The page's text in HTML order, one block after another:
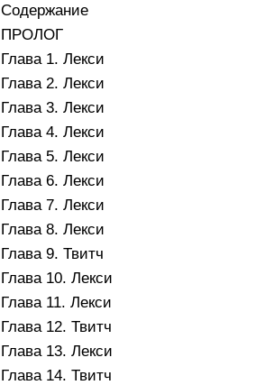
Содержание
ПРОЛОГ
Глава 1. Лекси
Глава 2. Лекси
Глава 3. Лекси
Глава 4. Лекси
Глава 5. Лекси
Глава 6. Лекси
Глава 7. Лекси
Глава 8. Лекси
Глава 9. Твитч
Глава 10. Лекси
Глава 11. Лекси
Глава 12. Твитч
Глава 13. Лекси
Глава 14. Твитч